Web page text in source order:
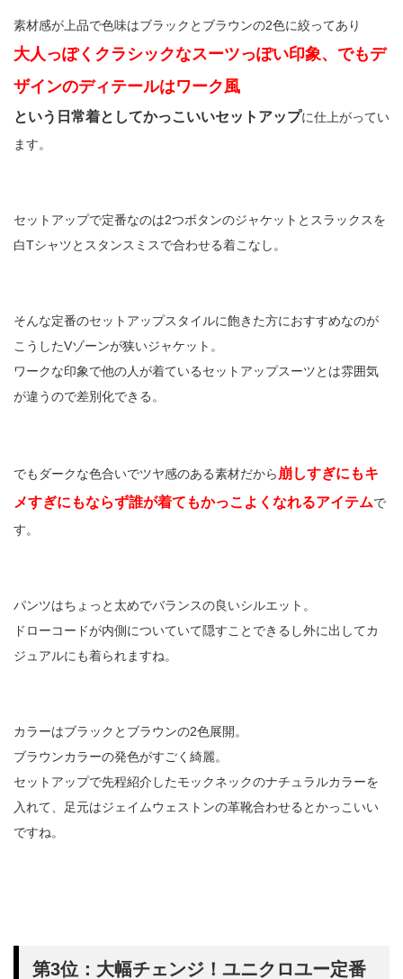
素材感が上品で色味はブラックとブラウンの2色に絞ってあり
大人っぽくクラシックなスーツっぽい印象、でもデ
ザインのディテールはワーク風
という日常着としてかっこいいセットアップに仕上がってい
ます。
セットアップで定番なのは2つボタンのジャケットとスラックスを
白Tシャツとスタンスミスで合わせる着こなし。
そんな定番のセットアップスタイルに飽きた方におすすめなのが
こうしたVゾーンが狭いジャケット。
ワークな印象で他の人が着ているセットアップスーツとは雰囲気
が違うので差別化できる。
でもダークな色合いでツヤ感のある素材だから 崩しすぎにもキ
メすぎにもならず誰が着てもかっこよくなれるアイテムで
す。
パンツはちょっと太めでバランスの良いシルエット。
ドローコードが内側についていて隠すことできるし外に出してカ
ジュアルにも着られますね。
カラーはブラックとブラウンの2色展開。
ブラウンカラーの発色がすごく綺麗。
セットアップで先程紹介したモックネックのナチュラルカラーを
入れて、足元はジェイムウェストンの革靴合わせるとかっこいい
ですね。
第3位：大幅チェンジ！ユニクロユー定番